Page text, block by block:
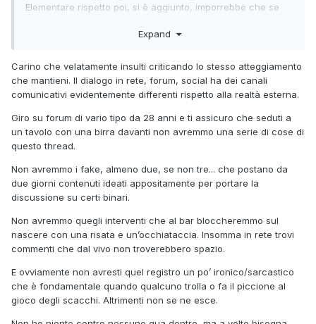
Elementare rispetto poi, si è aggiunto, imporrebbe che se
merito e non gli dai del sodale/ubriacone/pupazzo/troll. Tu
della discussione stessa. Il pchan non è mai stato così e mi
auguri non lo diventi, dato che degli atteggiamenti feccia
importati da Facebook se ne farebbe anche a meno. Per la
avessero un contenuto. Ma non ce l’hanno. Di conseguenza
il tuo non è dono della sintesi, è solo ignoranza coniugata in
bullismo internettiamo.
Expand
Carino che velatamente insulti criticando lo stesso atteggiamento
che mantieni. Il dialogo in rete, forum, social ha dei canali
comunicativi evidentemente differenti rispetto alla realtà esterna.
Giro su forum di vario tipo da 28 anni e ti assicuro che seduti a
un tavolo con una birra davanti non avremmo una serie di cose di
questo thread.
Non avremmo i fake, almeno due, se non tre... che postano da
due giorni contenuti ideati appositamente per portare la
discussione su certi binari.
Non avremmo quegli interventi che al bar bloccheremmo sul
nascere con una risata e un’occhiataccia. Insomma in rete trovi
commenti che dal vivo non troverebbero spazio.
E ovviamente non avresti quel registro un po’ ironico/sarcastico
che è fondamentale quando qualcuno trolla o fa il piccione al
gioco degli scacchi. Altrimenti non se ne esce.